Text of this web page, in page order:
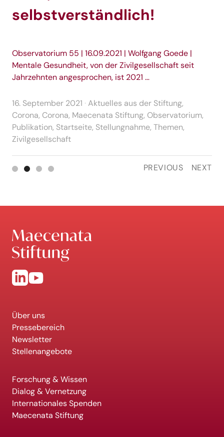
selbstverständlich!
Observatorium 55 | 16.09.2021 | Wolfgang Goede |
Mentale Gesundheit, von der Zivilgesellschaft seit
Jahrzehnten angesprochen, ist 2021 …
16. September 2021 Aktuelles aus der Stiftung,
Corona, Corona, Maecenata Stiftung, Observatorium,
Publikation, Startseite, Stellungnahme, Themen,
Zivilgesellschaft
PREVIOUS NEXT
Über uns
Pressebereich
Newsletter
Stellenangebote
Forschung & Wissen
Dialog & Vernetzung
Internationales Spenden
Maecenata Stiftung